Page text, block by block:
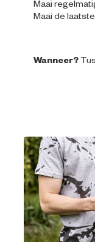
Maai
Maai de
Wanneer?